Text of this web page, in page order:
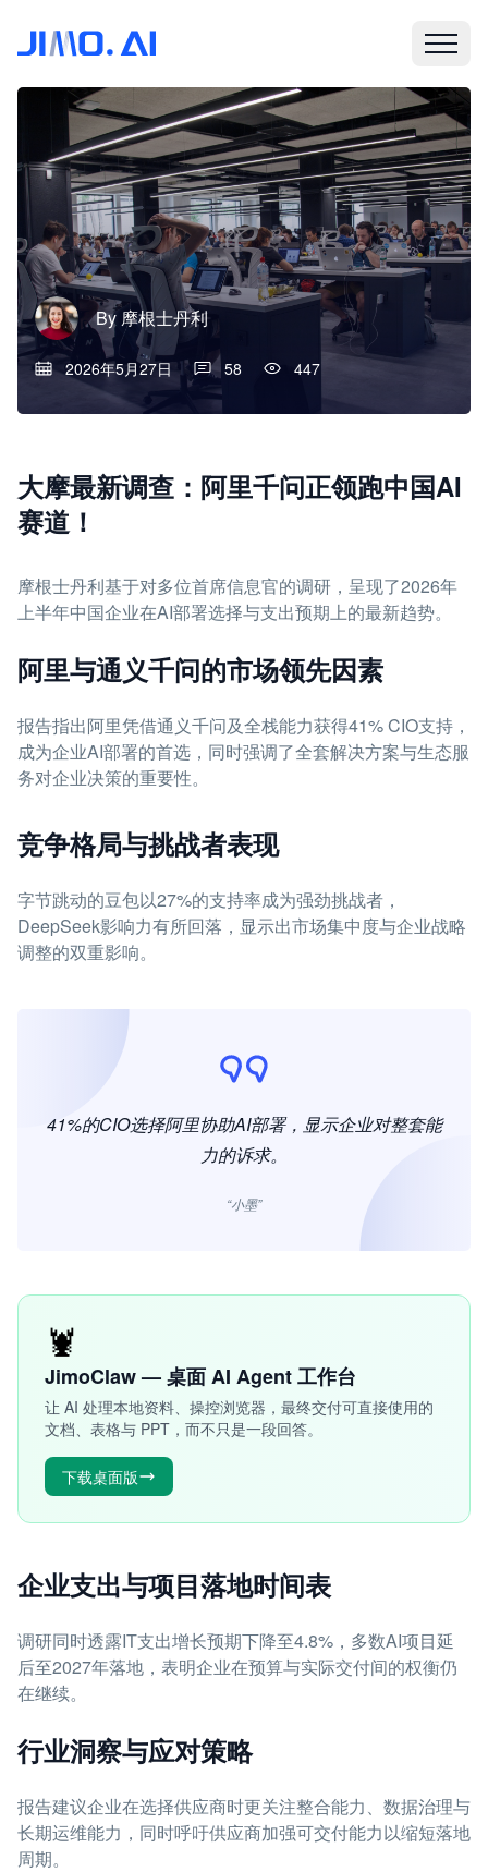
By 摩根士丹利
2026年5月27日 58 447
大摩最新调查：阿里千问正领跑中国AI
赛道！
摩根士丹利基于对多位首席信息官的调研，呈现了2026年
上半年中国企业在AI部署选择与支出预期上的最新趋势。
阿里与通义千问的市场领先因素
报告指出阿里凭借通义千问及全栈能力获得41% CIO支持，
成为企业AI部署的首选，同时强调了全套解决方案与生态服
务对企业决策的重要性。
竞争格局与挑战者表现
字节跳动的豆包以27%的支持率成为强劲挑战者，
DeepSeek影响力有所回落，显示出市场集中度与企业战略
调整的双重影响。
41%的CIO选择阿里协助AI部署，显示企业对整套能
力的诉求。
“小墨”
🦞
JimoClaw — 桌面 AI Agent 工作台
让 AI 处理本地资料、操控浏览器，最终交付可直接使用的
文档、表格与 PPT，而不只是一段回答。
下载桌面版
企业支出与项目落地时间表
调研同时透露IT支出增长预期下降至4.8%，多数AI项目延
后至2027年落地，表明企业在预算与实际交付间的权衡仍
在继续。
行业洞察与应对策略
报告建议企业在选择供应商时更关注整合能力、数据治理与
长期运维能力，同时呼吁供应商加强可交付能力以缩短落地
周期。